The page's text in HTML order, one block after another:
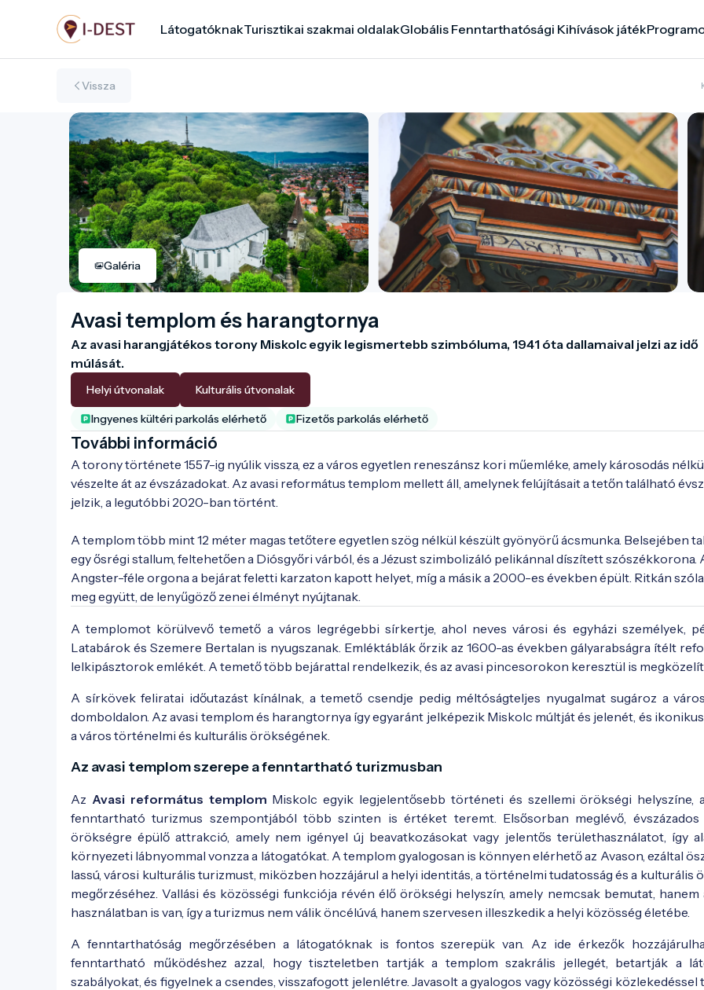
tartalomra
LátogatóknakTurisztikai szakmai oldalakGlobális Fenntarthatósági Kihívások játék
Vissza
Galéria
Avasi templom és harangtornya
Az avasi harangjátékos torony Miskolc egyik legismertebb szimbóluma, 1941 óta dallamaival jelzi az idő
múlását.
Helyi útvonalak Kulturális útvonalak
Ingyenes kültéri parkolás elérhető Fizetős parkolás elérhető
További információ
A torony története 1557-ig nyúlik vissza, ez a város egyetlen reneszánsz kori műemléke, amely károsodás
vészelte át az évszázadokat. Az avasi református templom mellett áll, amelynek felújításait a tetőn található
jelzik, a legutóbbi 2020-ban történt.
A templom több mint 12 méter magas tetőtere egyetlen szög nélkül készült gyönyörű ácsmunka. Belsejében
egy ősrégi stallum, feltehetően a Diósgyőri várból, és a Jézust szimbolizáló pelikánnal díszített szószékkorona.
Angster-féle orgona a bejárat feletti karzaton kapott helyet, míg a másik a 2000-es években épült. Ritkán
meg együtt, de lenyűgöző zenei élményt nyújtanak.
A templom és a harangtorony 1942-ben, régi képeslapon - Fotó:
A templomot körülvevő temető a város legrégebbi sírkertje, ahol neves városi és egyházi személyek,
Latabárok és Szemere Bertalan is nyugszanak. Emléktáblák őrzik az 1600-as években gályarabságra ítélt
lelkipásztorok emlékét. A temető több bejárattal rendelkezik, és az avasi pincesorokon keresztül is
A sírkövek feliratai időutazást kínálnak, a temető csendje pedig méltóságteljes nyugalmat sugároz a
domboldalon. Az avasi templom és harangtornya így egyaránt jelképezik Miskolc múltját és jelenét, és
a város történelmi és kulturális örökségének.
Az avasi templom szerepe a fenntartható turizmusban
Az Avasi református templom Miskolc egyik legjelentősebb történeti és szellemi örökségi helyszíne,
fenntartható turizmus szempontjából több szinten is értéket teremt. Elsősorban meglévő,
örökségre épülő attrakció, amely nem igényel új beavatkozásokat vagy jelentős területhasználatot, így
környezeti lábnyommal vonzza a látogatókat. A templom gyalogosan is könnyen elérhető az Avason, ezáltal
lassú, városi kulturális turizmust, miközben hozzájárul a helyi identitás, a történelmi tudatosság és a kulturális
megőrzéséhez. Vallási és közösségi funkciója révén élő örökségi helyszín, amely nemcsak bemutat, hanem
használatban is van, így a turizmus nem válik öncélúvá, hanem szervesen illeszkedik a helyi közösség életébe.
A fenntarthatóság megőrzésében a látogatóknak is fontos szerepük van. Az ide érkezők
fenntartható működéshez azzal, hogy tiszteletben tartják a templom szakrális jellegét, betartják a
szabályokat, és figyelnek a csendes, visszafogott jelenlétre. Javasolt a gyalogos vagy közösségi